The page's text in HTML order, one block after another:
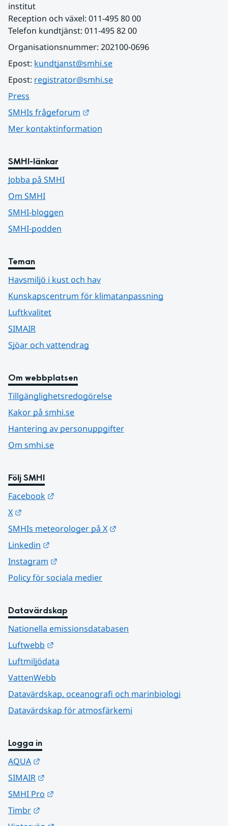
institut
Reception och växel: 011-495 80 00
Telefon kundtjänst: 011-495 82 00
Organisationsnummer: 202100-0696
Epost: kundtjanst@smhi.se
Epost: registrator@smhi.se
Press
SMHIs frågeforum
Mer kontaktinformation
SMHI-länkar
Jobba på SMHI
Om SMHI
SMHI-bloggen
SMHI-podden
Teman
Havsmiljö i kust och hav
Kunskapscentrum för klimatanpassning
Luftkvalitet
SIMAIR
Sjöar och vattendrag
Om webbplatsen
Tillgänglighetsredogörelse
Kakor på smhi.se
Hantering av personuppgifter
Om smhi.se
Följ SMHI
Facebook
X
SMHIs meteorologer på X
Linkedin
Instagram
Policy för sociala medier
Datavärdskap
Nationella emissionsdatabasen
Luftwebb
Luftmiljödata
VattenWebb
Datavärdskap, oceanografi och marinbiologi
Datavärdskap för atmosfärkemi
Logga in
AQUA
SIMAIR
SMHI Pro
Timbr